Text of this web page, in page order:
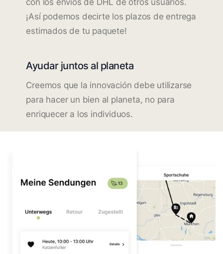
¡Así podemos decirte los plazos de entrega
estimados de tu paquete!
Ayudar juntos al planeta
Creemos que la innovación debe utilizarse
para hacer un bien al planeta, no para
enriquecer a los individuos.